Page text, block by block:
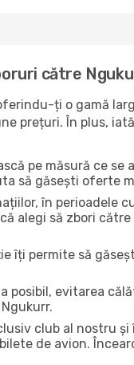
către
ți o gamă
prețuri. În plus,
pe măsură ce se
să găsești oferte
în perioadele
alegi să zbori
îți permite să
posibil, evitarea
club al nostru
de avion.